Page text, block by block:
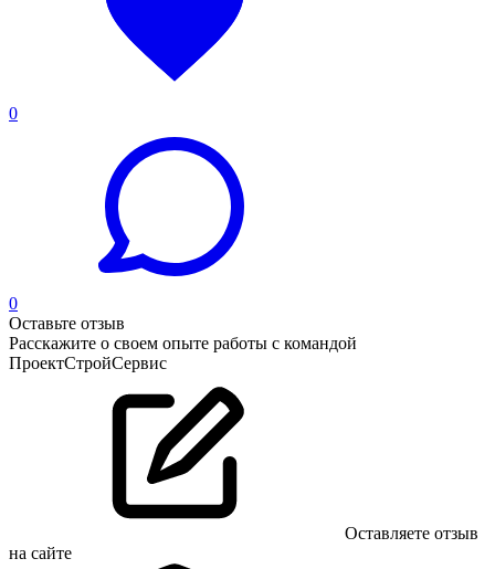
0
0
Оставьте отзыв
Расскажите о своем опыте работы с командой
ПроектСтройСервис
Оставляете отзыв
на сайте